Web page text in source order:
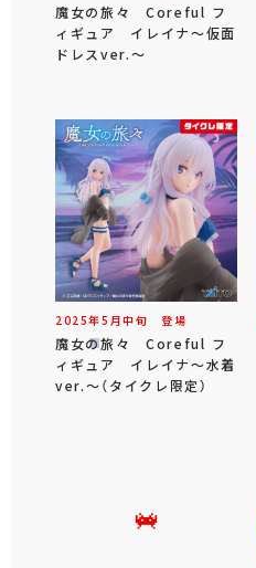
魔女の旅々 Coreful フ
ィギュア イレイナ～仮面
ドレスver.～
2025年5 月中旬 登場
魔女の旅々 Coreful フ
ィギュア イレイナ～水着
ver.～（タイクレ限定）